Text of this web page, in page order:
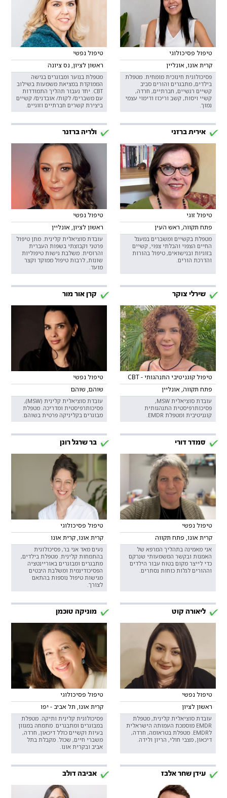
טיפול פסיכולוגי
קרית אונו, אונליין
פסיכולוגית חינוכית מומחית. מטפלת
בילדים, מתבגרים והורים סביב
קשיים רגשיים, חברתיים, חרדה,
קשיי ויסות, קשב וריכוז ודימוי עצמי
נמוך.
טיפול נפשי
ראשון לציון, נס ציונה
מטפלת בנוער ומבוגרים בגישה
הממוקדת במציאת משמעות בשילוב
CBT. יחד נעבור תהליך התמודדות
עם משברים/ לקות/ אובדנים/ קשיים
ביצירת קשרים חברתיים וזוגיים.
אירית ברזני
טיפול זוגי
פתח תקווה, ראש העין
מטפלת בקשיים ומשברים במעגל
החיים הצפוי והבלתי צפוי, קשיים
בזוגיות ובנישואים, טיפול בהורות
והדרכת הורים.
ולריה ברזנר
טיפול נפשי
ראשון לציון, אונליין
עובדת סוציאלית קלינית. מתן טיפול
פרטני וקבוצתי בשפות העברית
והרוסית. משלבת גישות טיפוליות
שונות, לרבות טיפול ממוקד וקצר
מועד.
שירלי צוקר
טיפול קוגניטיבי התנהגותי - CBT
פתח תקווה, אונליין
עובדת סוציאלית MSW,
פסיכותרפיסטית התנהגותית
קוגניטיבית ומטפלת EMDR.
קרן אור מור
טיפול נפשי
שוהם, שוהם
עובדת סוציאלית קלינית (MSW),
פסיכותרפיסטית ומדריכה. מטפלת
מבוגרים בקליניקה פרטית בשוהם.
סמדר דורי
טיפול נפשי
קרית אונו, פתח תקווה
אני מאמינה בתהליך המרפא של
האמנות ובקשר המשמעותי שנרקם
כדי לייצר מקום בטוח עבור הילדים
וההורים לגלות כוחות נסתרים.
בר שרגל רונן
טיפול פסיכולוגי
קרית אונו, קרית אונו
נעים מאד אני בר, פסיכולוגית
בהתמחות קלינית. מטפלת בילדים,
מתבגרים ומבוגרים באוריינטציה
הפסיכודינמית ומשלבת היבטים
מגישות טיפול נוספות בהתאם
לצורך.
ליאורה קוט
טיפול נפשי
ראשון לציון
עובדת סוציאלית קלינית, מטפלת
EMDR מוסמכת העמותה הישראלית
לEMDR. מטפלת בטראומה, חרדה,
דיכאון, מצבי חולי, הריון ולידה.
מוניקה טוכמן
טיפול פסיכולוגי
קרית אונו, תל אביב - יפו
פסיכולוגית קלינית ותיקה. מטפלת
במבוגרים ומתבגרים. מתמחה במגוון
בעיות וקשיים כולל דיכאון, חרדה,
משברי חיים, שכול. מקבלת בתל
אביב ובקרית אונו.
עידן שחר אלבז אביבה דולב